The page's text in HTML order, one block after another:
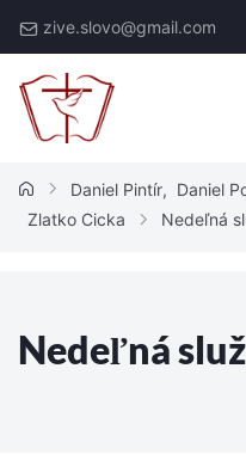
zive.slovo@gmail.com
Daniel Pintír, Daniel
Zlatko Cicka
Nedeľná
Nedeľná